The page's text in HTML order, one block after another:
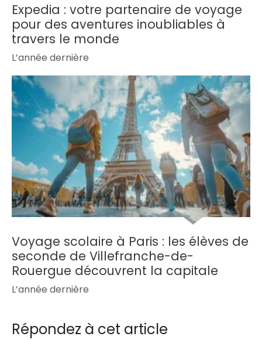
Expedia : votre partenaire de voyage
pour des aventures inoubliables à
travers le monde
L’année dernière
Voyage scolaire à Paris : les élèves de
seconde de Villefranche-de-
Rouergue découvrent la capitale
L’année dernière
Répondez à cet article